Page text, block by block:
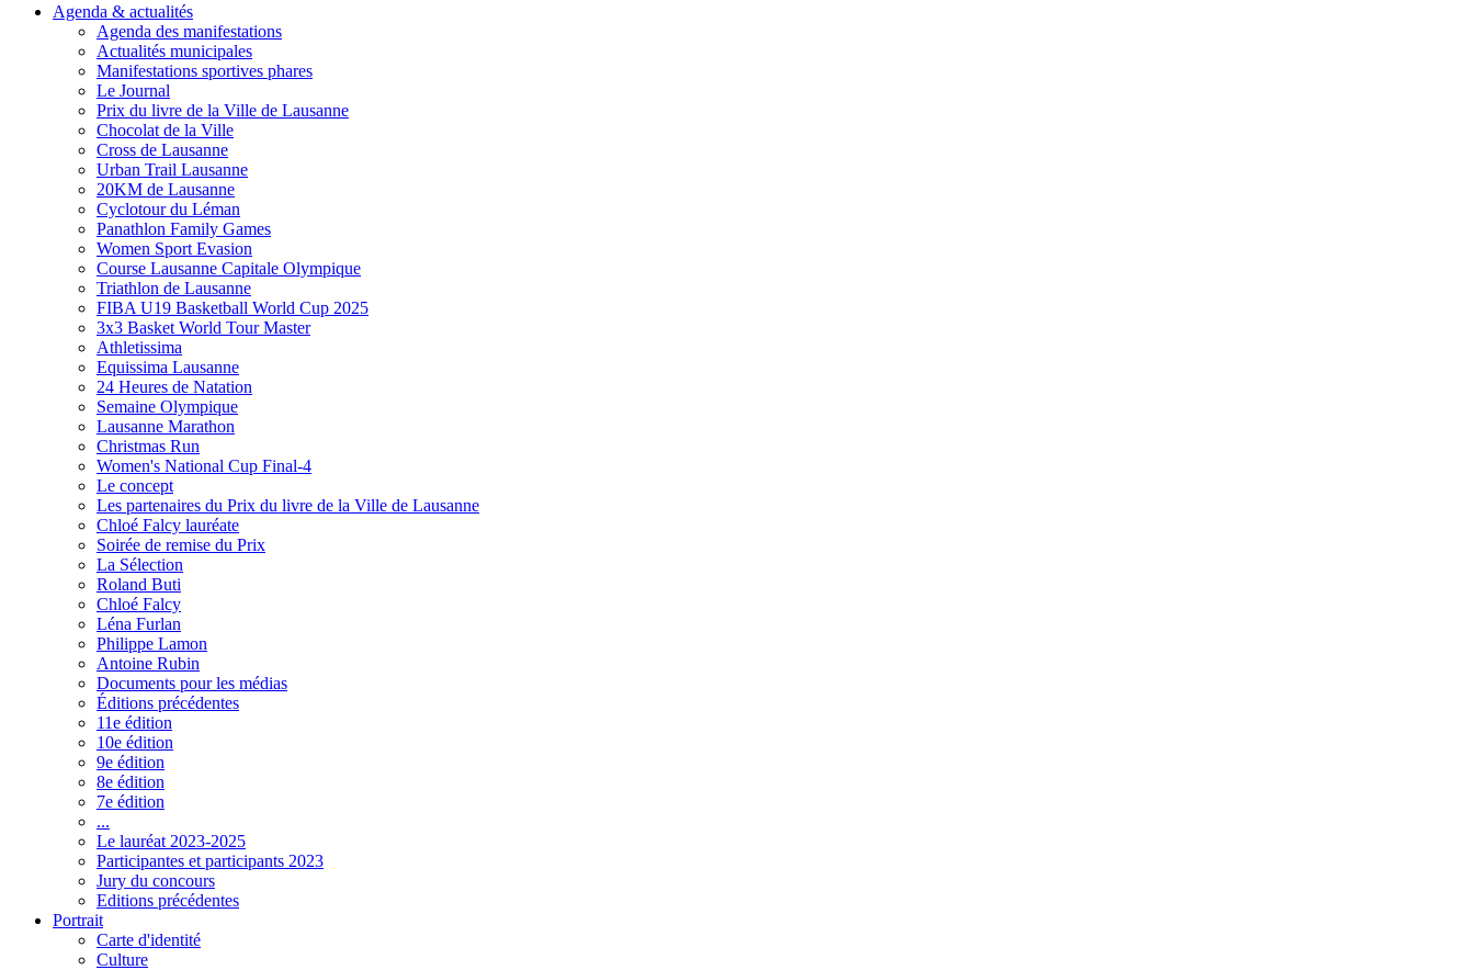
Agenda & actualités
Agenda des manifestations
Actualités municipales
Manifestations sportives phares
Le Journal
Prix du livre de la Ville de Lausanne
Chocolat de la Ville
Cross de Lausanne
Urban Trail Lausanne
20KM de Lausanne
Cyclotour du Léman
Panathlon Family Games
Women Sport Evasion
Course Lausanne Capitale Olympique
Triathlon de Lausanne
FIBA U19 Basketball World Cup 2025
3x3 Basket World Tour Master
Athletissima
Equissima Lausanne
24 Heures de Natation
Semaine Olympique
Lausanne Marathon
Christmas Run
Women's National Cup Final-4
Le concept
Les partenaires du Prix du livre de la Ville de Lausanne
Chloé Falcy lauréate
Soirée de remise du Prix
La Sélection
Roland Buti
Chloé Falcy
Léna Furlan
Philippe Lamon
Antoine Rubin
Documents pour les médias
Éditions précédentes
11e édition
10e édition
9e édition
8e édition
7e édition
...
Le lauréat 2023-2025
Participantes et participants 2023
Jury du concours
Editions précédentes
Portrait
Carte d'identité
Culture